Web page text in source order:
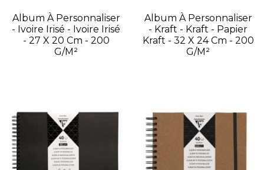
Album À Personnaliser
- Ivoire Irisé - Ivoire Irisé
- 27 X 20 Cm - 200
G/m²
Album À Personnaliser
- Kraft - Kraft - Papier
Kraft - 32 X 24 Cm - 200
G/m²